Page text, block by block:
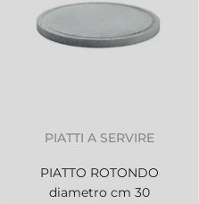
PIATTI A SERVIRE
PIATTO ROTONDO
diametro cm 30